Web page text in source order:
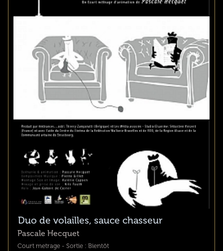
Duo de volailles, sauce chasseur
Pascale Hecquet
Court metrage - Sortie : Bientôt